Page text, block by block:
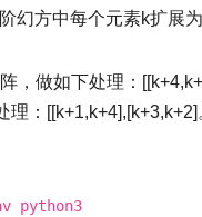
幻方中每个元素k扩展
，做如下处理：
理：[[k+1,k+4],[k+3,k+2]
python3